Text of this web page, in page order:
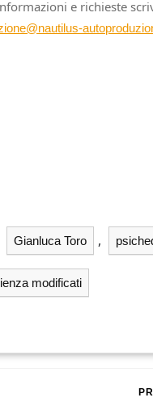
e richieste
Gianluca Toro ,
modificati